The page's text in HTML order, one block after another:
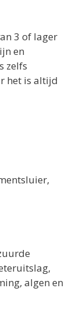
3 of lager
en
zelfs
het is altijd
algen en